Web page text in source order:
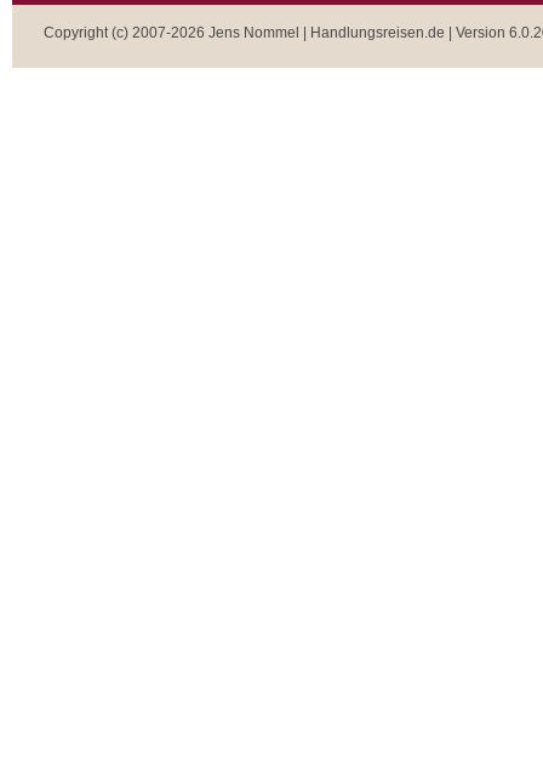
Copyright (c) 2007-2026 Jens Nommel | Handlungsreisen.de | Version